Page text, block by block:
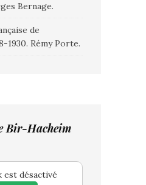
Bernage.
de
1930. Rémy Porte.
Bir-Hacheim
est désactivé